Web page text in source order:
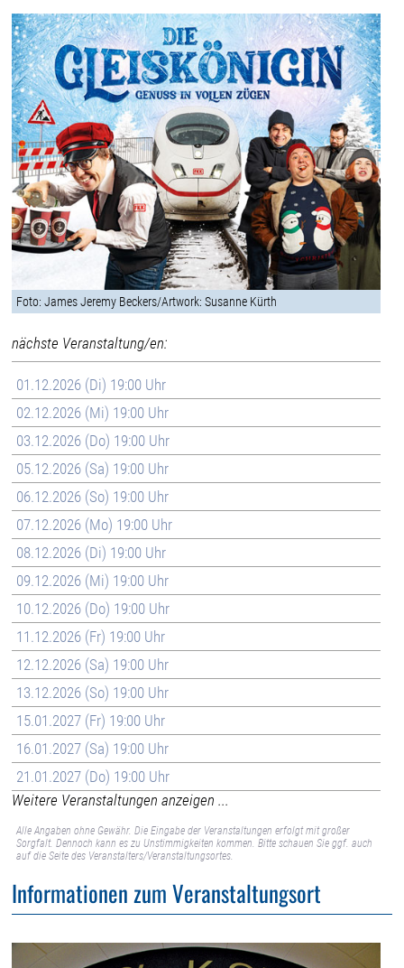
Foto: James Jeremy Beckers/Artwork: Susanne Kürth
nächste Veranstaltung/en:
01.12.2026 (Di) 19:00 Uhr
02.12.2026 (Mi) 19:00 Uhr
03.12.2026 (Do) 19:00 Uhr
05.12.2026 (Sa) 19:00 Uhr
06.12.2026 (So) 19:00 Uhr
07.12.2026 (Mo) 19:00 Uhr
08.12.2026 (Di) 19:00 Uhr
09.12.2026 (Mi) 19:00 Uhr
10.12.2026 (Do) 19:00 Uhr
11.12.2026 (Fr) 19:00 Uhr
12.12.2026 (Sa) 19:00 Uhr
13.12.2026 (So) 19:00 Uhr
15.01.2027 (Fr) 19:00 Uhr
16.01.2027 (Sa) 19:00 Uhr
21.01.2027 (Do) 19:00 Uhr
Weitere Veranstaltungen anzeigen ...
Alle Angaben ohne Gewähr. Die Eingabe der Veranstaltungen erfolgt mit großer
Sorgfalt. Dennoch kann es zu Unstimmigkeiten kommen. Bitte schauen Sie ggf. auch
auf die Seite des Veranstalters/Veranstaltungsortes.
Informationen zum Veranstaltungsort